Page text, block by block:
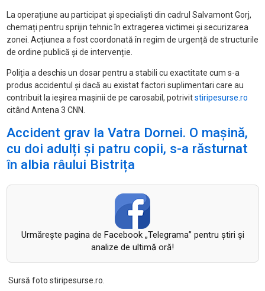
La operațiune au participat și specialiști din cadrul Salvamont Gorj,
chemați pentru sprijin tehnic în extragerea victimei și securizarea
zonei. Acțiunea a fost coordonată în regim de urgență de structurile
de ordine publică și de intervenție.
Poliția a deschis un dosar pentru a stabili cu exactitate cum s-a
produs accidentul și dacă au existat factori suplimentari care au
contribuit la ieșirea mașinii de pe carosabil, potrivitstiripesurse.ro
citând Antena 3 CNN.
Accident grav la Vatra Dornei. O mașină,
cu doi adulți și patru copii, s-a răsturnat
în albia râului Bistrița
Urmăreşte pagina de Facebook „Telegrama” pentru ştiri şi
analize de ultimă oră!
Sursă foto stiripesurse.ro.